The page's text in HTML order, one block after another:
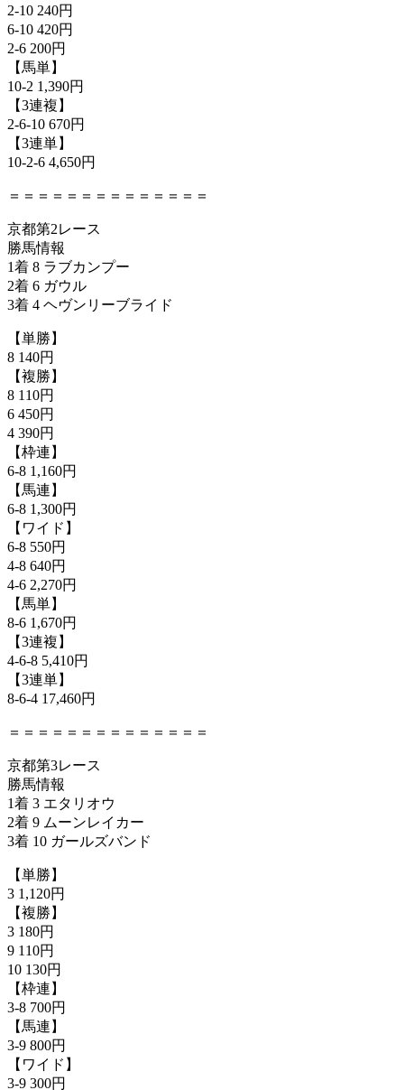
2-10 240円
6-10 420円
2-6 200円
【馬単】
10-2 1,390円
【3連複】
2-6-10 670円
【3連単】
10-2-6 4,650円
＝＝＝＝＝＝＝＝＝＝＝＝＝＝
京都第2レース
勝馬情報
1着 8 ラブカンプー
2着 6 ガウル
3着 4 ヘヴンリーブライド
【単勝】
8 140円
【複勝】
8 110円
6 450円
4 390円
【枠連】
6-8 1,160円
【馬連】
6-8 1,300円
【ワイド】
6-8 550円
4-8 640円
4-6 2,270円
【馬単】
8-6 1,670円
【3連複】
4-6-8 5,410円
【3連単】
8-6-4 17,460円
＝＝＝＝＝＝＝＝＝＝＝＝＝＝
京都第3レース
勝馬情報
1着 3 エタリオウ
2着 9 ムーンレイカー
3着 10 ガールズバンド
【単勝】
3 1,120円
【複勝】
3 180円
9 110円
10 130円
【枠連】
3-8 700円
【馬連】
3-9 800円
【ワイド】
3-9 300円